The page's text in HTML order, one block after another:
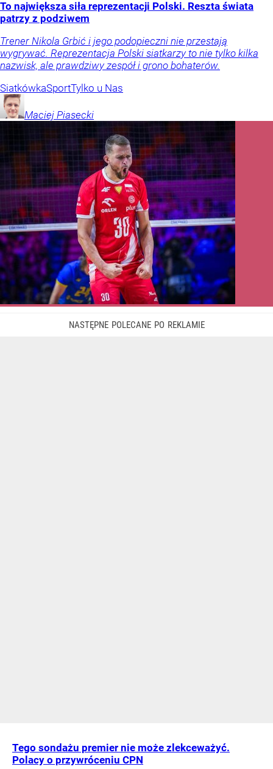
To największa siła reprezentacji Polski. Reszta świata
patrzy z podziwem
Trener Nikola Grbić i jego podopieczni nie przestają
wygrywać. Reprezentacja Polski siatkarzy to nie tylko kilka
nazwisk, ale prawdziwy zespół i grono bohaterów.
SiatkówkaSportTylko u Nas
Maciej Piasecki
Tego sondażu premier nie może zlekceważyć.
Polacy o przywróceniu CPN